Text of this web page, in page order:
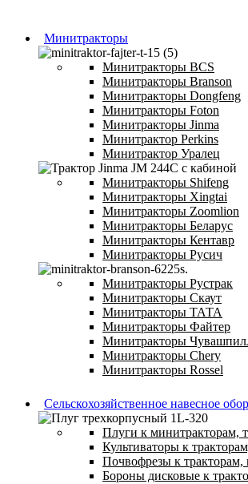
Минитракторы
Минитракторы BCS
Минитракторы Branson
Минитракторы Dongfeng
Минитракторы Foton
Минитракторы Jinma
Минитрактор Perkins
Минитрактор Уралец
Минитракторы Shifeng
Минитракторы Xingtai
Минитракторы Zoomlion
Минитракторы Беларус
Минитракторы Кентавр
Минитракторы Русич
Минитракторы Рустрак
Минитракторы Скаут
Минитракторы ТАТА
Минитракторы Файтер
Минитракторы
Минитракторы Chery
Минитракторы Rossel
Сельскохозяйственное навесное
Плуги к минитракторам,
Культиваторы к
Почвофрезы к тракторам,
Бороны дисковые к